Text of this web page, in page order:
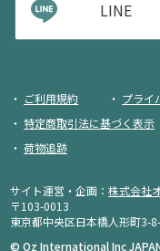
LINE
ご利用規約
プライ
特定商取引法に基づく表示
荷物追跡
サイト運営・企画：株式会社
〒103-0013
東京都中央区日本橋人形町3-
© Oz International Inc